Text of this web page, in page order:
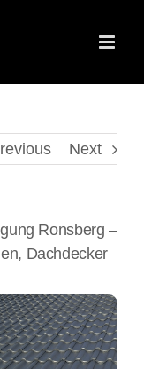
Next
Ronsberg –
Dachdecker